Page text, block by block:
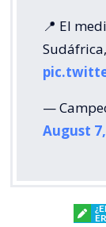
📍 El
—
August